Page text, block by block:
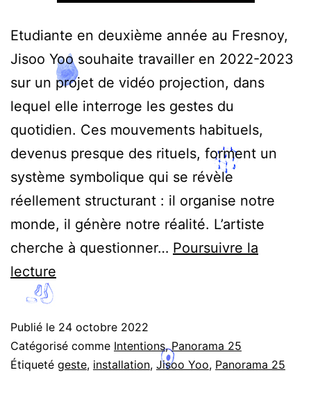
Etudiante en deuxième année au Fresnoy,
Jisoo Yoo souhaite travailler en 2022-2023
sur un projet de vidéo projection, dans
lequel elle interroge les gestes du
quotidien. Ces mouvements habituels,
devenus presque des rituels, forment un
système symbolique qui se révèle
réellement structurant : il organise notre
monde, il génère notre réalité. L’artiste
cherche à questionner… Poursuivre la
lecture
le
plus
Publié le 24 octobre 2022
Catégorisé comme Intentions,Panorama 25
Étiqueté geste, installation, Jisoo Yoo, Panorama 25